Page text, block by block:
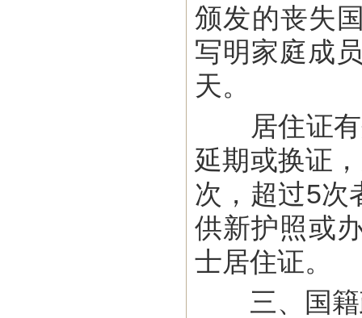
颁发的丧失
写明家庭成
天。
居住证有
延期或换证
次，超过5次
供新护照或
士居住证。
三、国籍